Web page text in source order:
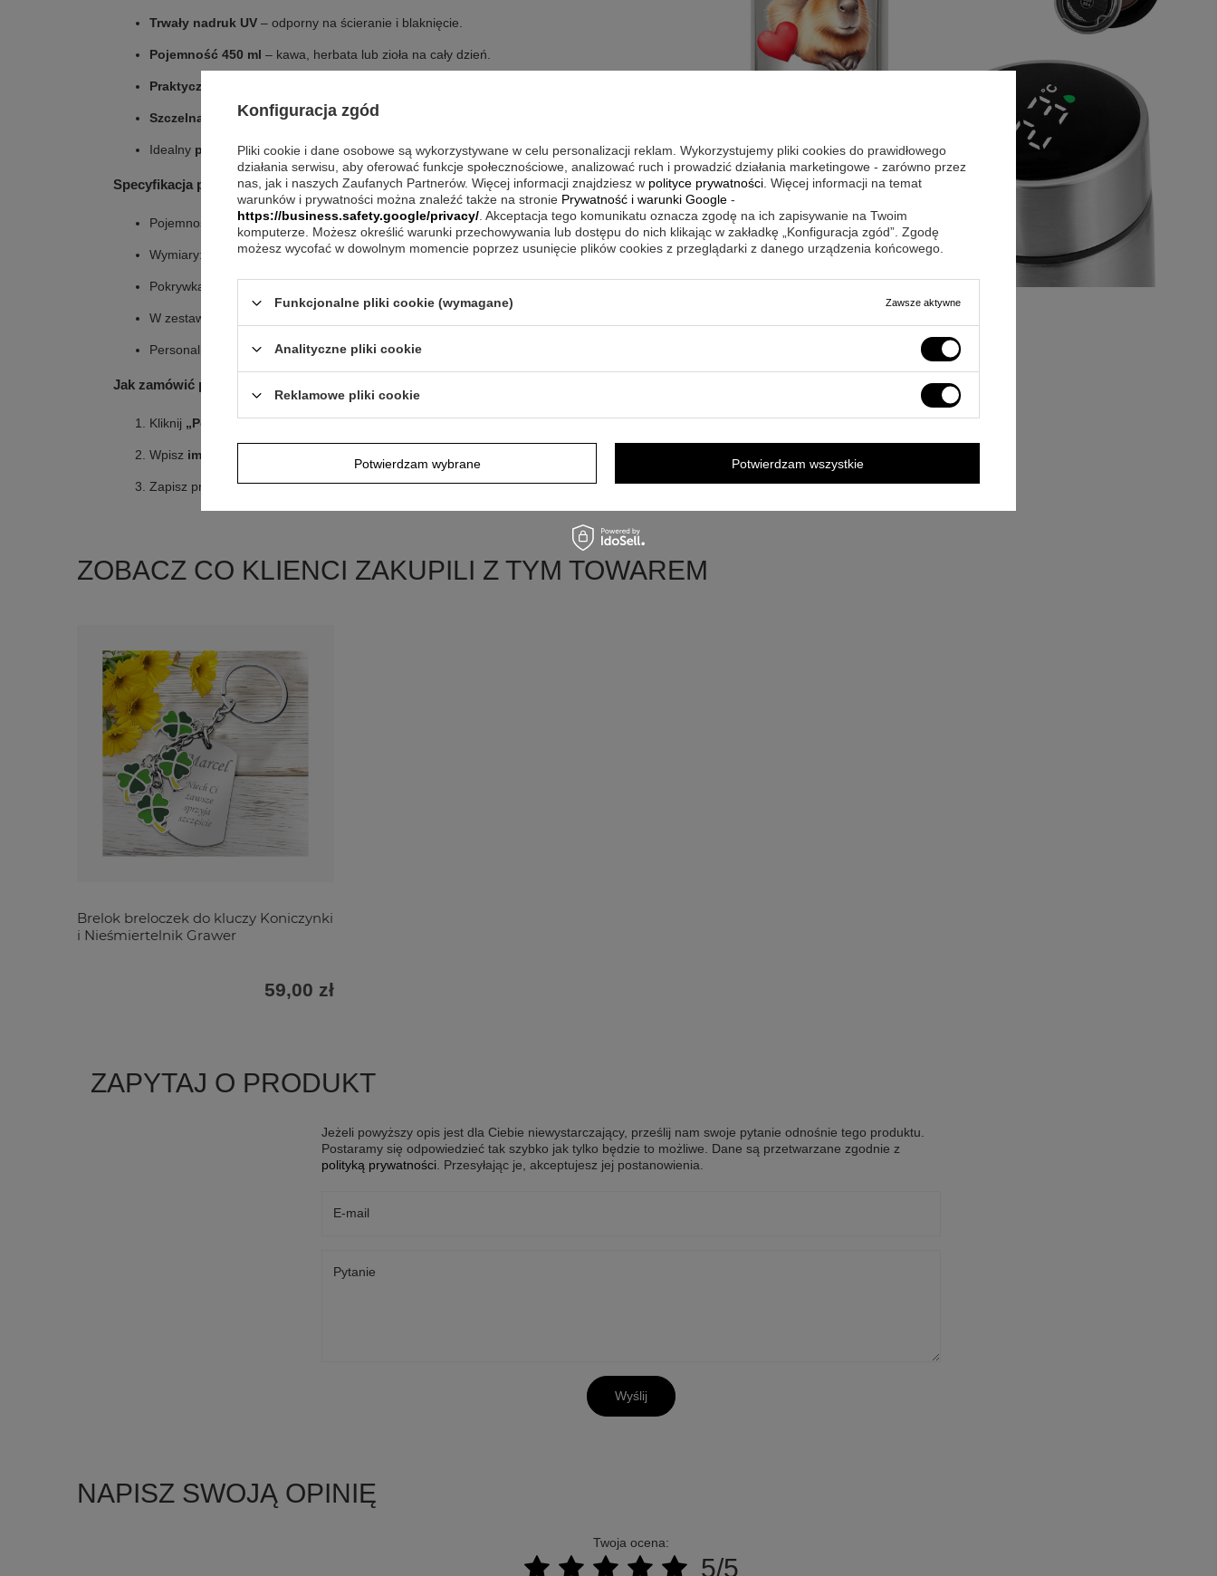
Trwały nadruk UV – odporny na ścieranie i blaknięcie.
Pojemność 450 ml – kawa, herbata lub zioła na cały dzień.
Praktyczne sitko
Szczelna zakrętka– wygoda w drodze do szkoły.
Idealny prezent na Dzień Nauczyciela, zakończenie roku, święta.
Specyfikacja produktu
Pojemność: 450 ml
Wymiary: 225 × 65 mm
Pokrywka:
W zestawie: kubek, zakrętka z LED,
Personalizacja: trwały nadruk UV(kolorowy)
Jak zamówić personalizację
Kliknij „Personalizuj”i otwórznasz edytor projektów.
Wpisz imię nauczyciela
Zapisz projekt i dodaj produkt do koszyka.
ZOBACZ CO KLIENCI ZAKUPILI Z TYM TOWAREM
Brelok breloczek do kluczy Koniczynki
i Nieśmiertelnik Grawer
59,00 zł
ZAPYTAJ O PRODUKT
Jeżeli powyższy opis jest dla Ciebie niewystarczający, prześlij nam swoje pytanie odnośnie tego produktu.
Postaramy się odpowiedzieć tak szybko jak tylko będzie to możliwe. Dane są przetwarzane zgodnie z
polityką prywatności . Przesyłając je, akceptujesz jej postanowienia.
E-mail
Pytanie
Wyślij
NAPISZ SWOJĄ OPINIĘ
Twoja ocena:
5/5
Konfiguracja zgód
Pliki cookie i dane osobowe są wykorzystywane w celu personalizacji reklam. Wykorzystujemy pliki cookies do prawidłowego
działania serwisu, aby oferować funkcje społecznościowe, analizować ruch i prowadzić działania marketingowe - zarówno przez
nas, jak i naszych Zaufanych Partnerów. Więcej informacji znajdziesz w polityce prywatności . Więcej informacji na temat
warunków i prywatności można znaleźć także na stronie Prywatność i warunki Google -
https://business.safety.google/privacy/ . Akceptacja tego komunikatu oznacza zgodę na ich zapisywanie na Twoim
komputerze. Możesz określić warunki przechowywania lub dostępu do nich klikając w zakładkę „Konfiguracja zgód”. Zgodę
możesz wycofać w dowolnym momencie poprzez usunięcie plików cookies z przeglądarki z danego urządzenia końcowego.
Funkcjonalne pliki cookie (wymagane) Zawsze aktywne
Analityczne pliki cookie
Reklamowe pliki cookie
Potwierdzam wybrane Potwierdzam wszystkie